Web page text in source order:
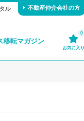
ル 不動産仲介会社の方
移転マガジン
0
お気に入り